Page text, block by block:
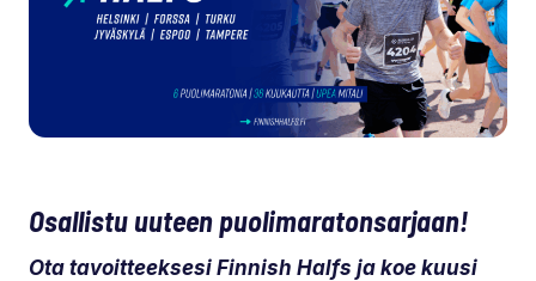
Osallistu uuteen puolimaratonsarjaan!
Ota tavoitteeksesi Finnish Halfs ja koe kuusi